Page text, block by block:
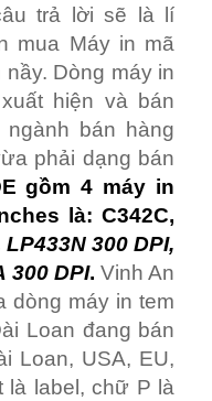
trả lời sẽ là lí
mua Máy in mã
Dòng máy in
hiện và bán
bán hàng
phải dạng bán
gồm 4 máy in
là: C342C,
300 DPI,
300 DPI. Vinh An
dòng máy in tem
Loan đang bán
Loan, USA, EU,
là label, chữ P là